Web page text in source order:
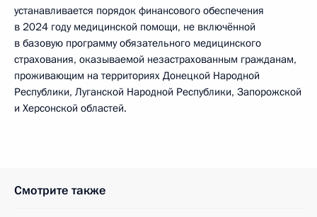
устанавливается порядок финансового обеспечения
в 2024 году медицинской помощи, не включённой
в базовую программу обязательного медицинского
страхования, оказываемой незастрахованным гражданам,
проживающим на территориях Донецкой Народной
Республики, Луганской Народной Республики, Запорожской
и Херсонской областей.
Смотрите также